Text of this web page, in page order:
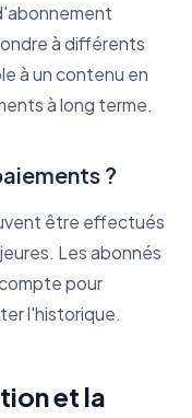
à différents
à un contenu en
à long terme.
?
être effectués
Les abonnés
pour
l'historique.
et la